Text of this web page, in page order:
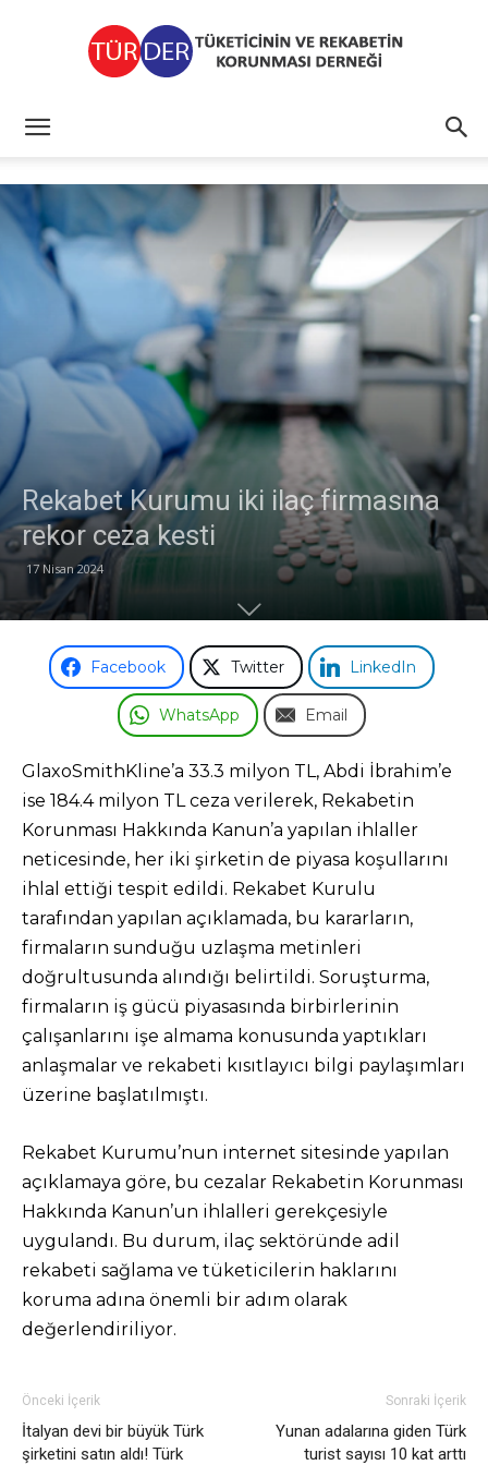
Rekabet Kurumu iki ilaç firmasına
rekor ceza kesti
17 Nisan 2024
Facebook Twitter LinkedIn
WhatsApp Email
GlaxoSmithKline’a 33.3 milyon TL, Abdi İbrahim’e
ise 184.4 milyon TL ceza verilerek, Rekabetin
Korunması Hakkında Kanun’a yapılan ihlaller
neticesinde, her iki şirketin de piyasa koşullarını
ihlal ettiği tespit edildi. Rekabet Kurulu
tarafından yapılan açıklamada, bu kararların,
firmaların sunduğu uzlaşma metinleri
doğrultusunda alındığı belirtildi. Soruşturma,
firmaların iş gücü piyasasında birbirlerinin
çalışanlarını işe almama konusunda yaptıkları
anlaşmalar ve rekabeti kısıtlayıcı bilgi paylaşımları
üzerine başlatılmıştı.
Rekabet Kurumu’nun internet sitesinde yapılan
açıklamaya göre, bu cezalar Rekabetin Korunması
Hakkında Kanun’un ihlalleri gerekçesiyle
uygulandı. Bu durum, ilaç sektöründe adil
rekabeti sağlama ve tüketicilerin haklarını
koruma adına önemli bir adım olarak
değerlendiriliyor.
Önceki İçerik
İtalyan devi bir büyük Türk
şirketini satın aldı! Türk
Sonraki İçerik
Yunan adalarına giden Türk
turist sayısı 10 kat arttı